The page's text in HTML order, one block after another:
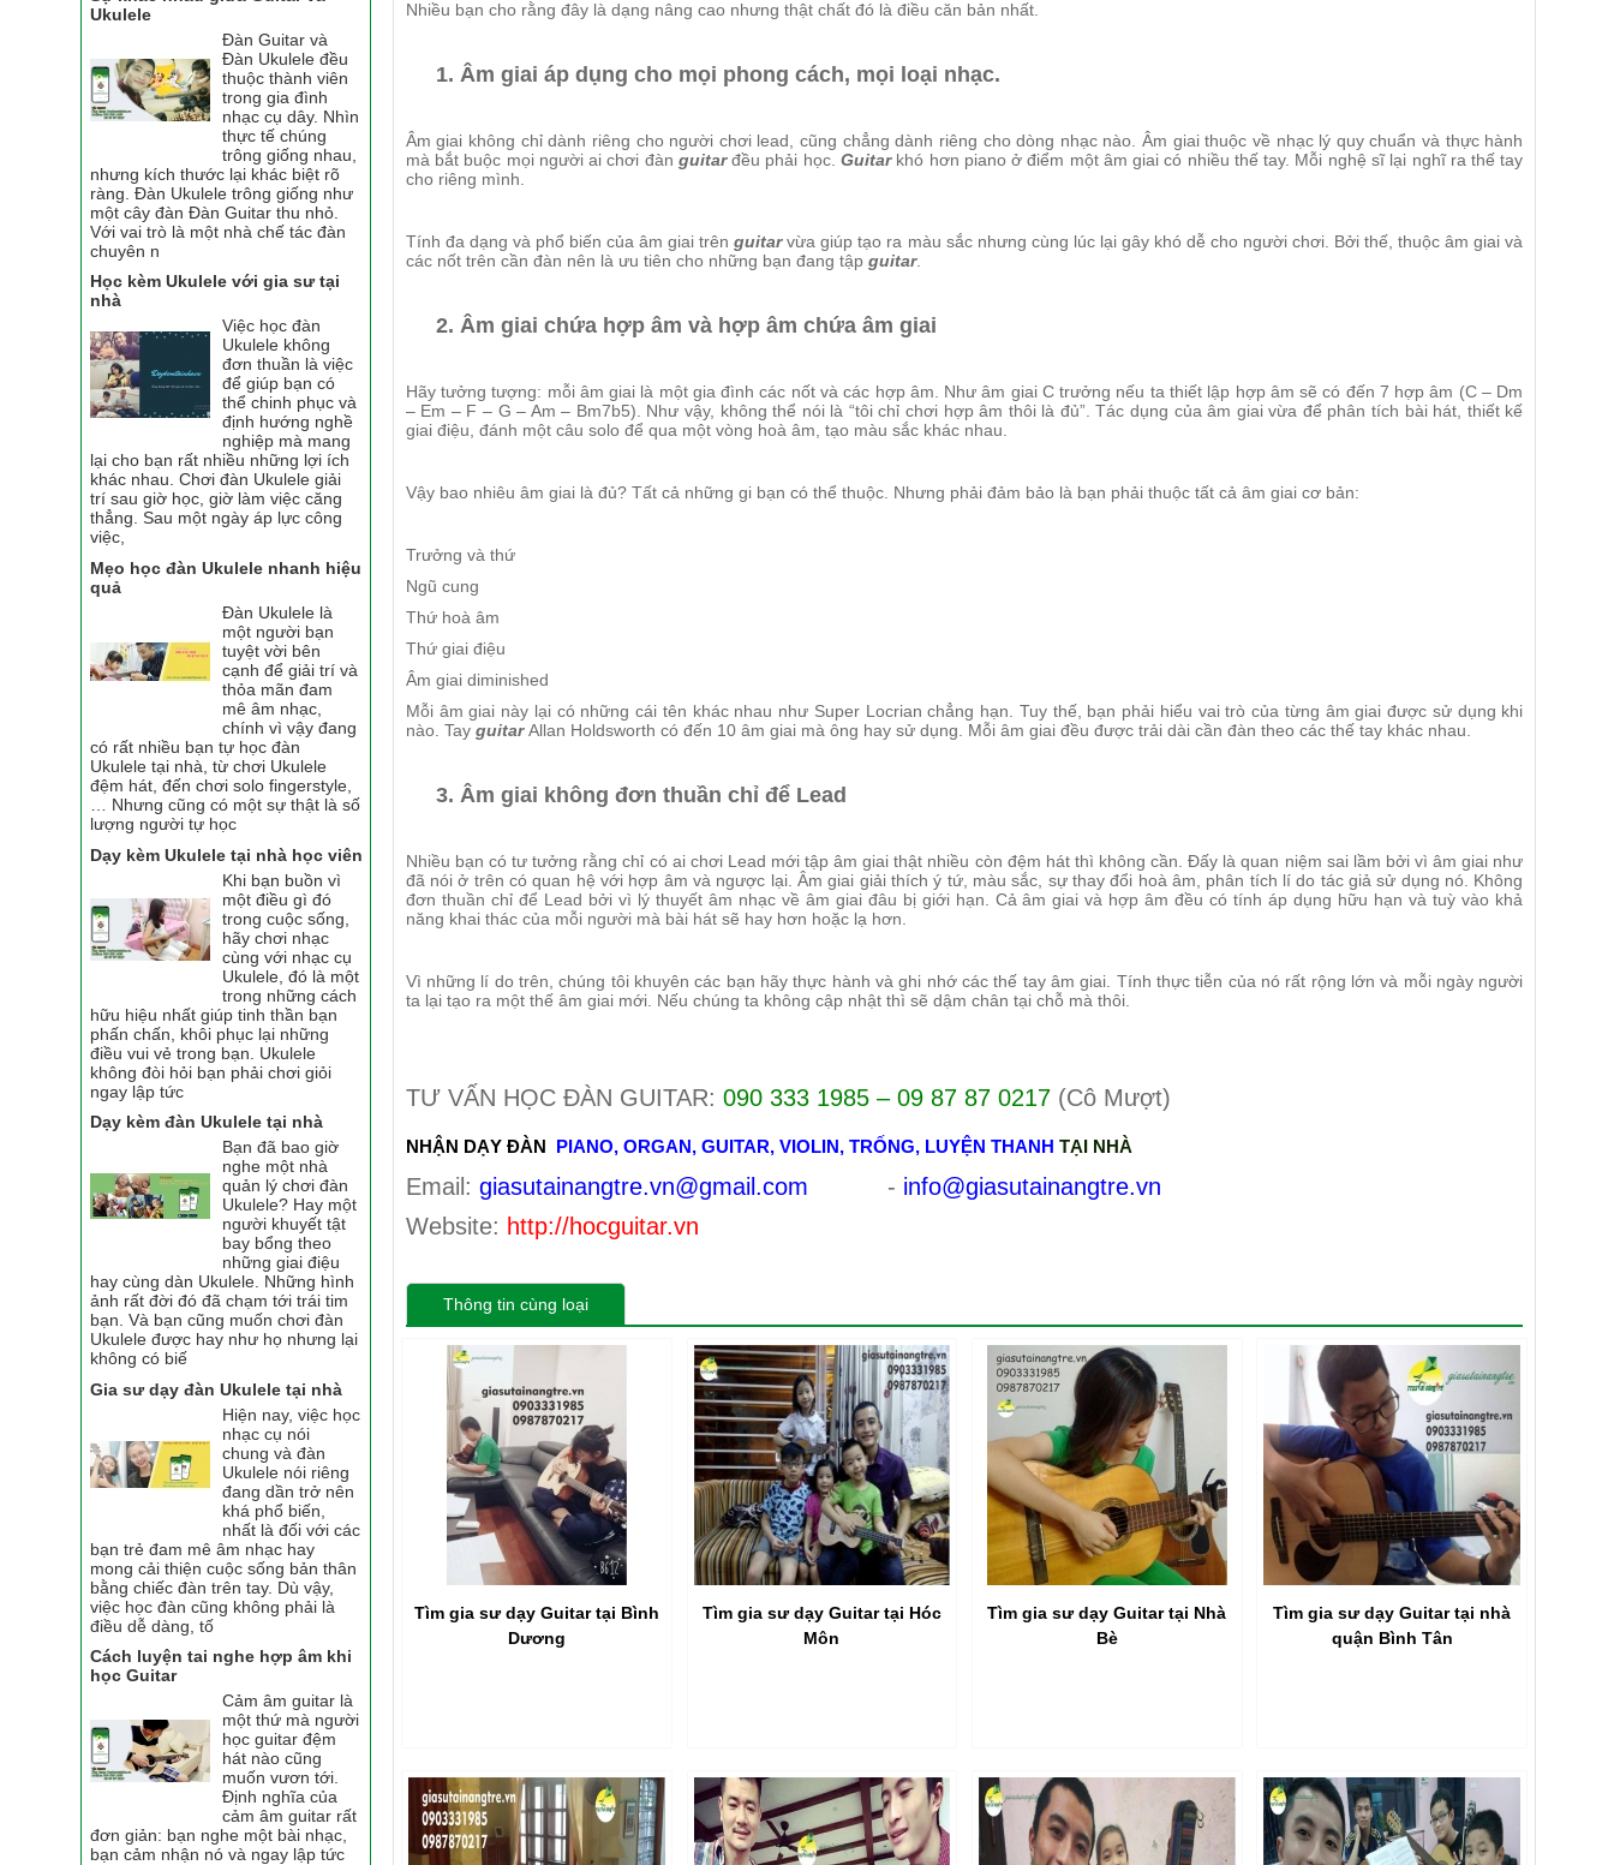
Nhiều bạn cho rằng đây là dạng nâng cao nhưng thật chất đó là điều căn bản nhất.
1. Âm giai áp dụng cho mọi phong cách, mọi loại nhạc.
Âm giai không chỉ dành riêng cho người chơi lead, cũng chẳng dành riêng cho dòng nhạc nào. Âm giai thuộc về nhạc lý quy chuẩn và thực hành
mà bắt buộc mọi người ai chơi đàn guitarđều phải học. Guitar khó hơn piano ở điểm một âm giai có nhiều thế tay. Mỗi nghệ sĩ lại nghĩ ra thế tay
cho riêng mình.
Tính đa dạng và phổ biến của âm giai trênguitarvừa giúp tạo ra màu sắc nhưng cùng lúc lại gây khó dễ cho người chơi. Bởi thế, thuộc âm giai và
các nốt trên cần đàn nên là ưu tiên cho những bạn đang tập guitar.
2. Âm giai chứa hợp âm và hợp âm chứa âm giai
Hãy tưởng tượng: mỗi âm giai là một gia đình các nốt và các hợp âm. Như âm giai C trưởng nếu ta thiết lập hợp âm sẽ có đến 7 hợp âm (C – Dm
– Em – F – G – Am – Bm7b5). Như vậy, không thể nói là “tôi chỉ chơi hợp âm thôi là đủ”. Tác dụng của âm giai vừa để phân tích bài hát, thiết kế
giai điệu, đánh một câu solo để qua một vòng hoà âm, tạo màu sắc khác nhau.
Vậy bao nhiêu âm giai là đủ? Tất cả những gi bạn có thể thuộc. Nhưng phải đảm bảo là bạn phải thuộc tất cả âm giai cơ bản:
Trưởng và thứ
Ngũ cung
Thứ hoà âm
Thứ giai điệu
Âm giai diminished
Mỗi âm giai này lại có những cái tên khác nhau như Super Locrian chẳng hạn. Tuy thế, bạn phải hiểu vai trò của từng âm giai được sử dụng khi
nào. Tay guitarAllan Holdsworth có đến 10 âm giai mà ông hay sử dụng. Mỗi âm giai đều được trải dài cần đàn theo các thế tay khác nhau.
3. Âm giai không đơn thuần chỉ để Lead
Nhiều bạn có tư tưởng rằng chỉ có ai chơi Lead mới tập âm giai thật nhiều còn đệm hát thì không cần. Đấy là quan niệm sai lầm bởi vì âm giai như
đã nói ở trên có quan hệ với hợp âm và ngược lại. Âm giai giải thích ý tứ, màu sắc, sự thay đổi hoà âm, phân tích lí do tác giả sử dụng nó. Không
đơn thuần chỉ để Lead bởi vì lý thuyết âm nhạc về âm giai đâu bị giới hạn. Cả âm giai và hợp âm đều có tính áp dụng hữu hạn và tuỳ vào khả
năng khai thác của mỗi người mà bài hát sẽ hay hơn hoặc lạ hơn.
Vì những lí do trên, chúng tôi khuyên các bạn hãy thực hành và ghi nhớ các thế tay âm giai. Tính thực tiễn của nó rất rộng lớn và mỗi ngày người
ta lại tạo ra một thế âm giai mới. Nếu chúng ta không cập nhật thì sẽ dậm chân tại chỗ mà thôi.
TƯ VẤN HỌC ĐÀN GUITAR: 090 333 1985 – 09 87 87 0217(Cô Mượt)
NHẬN DẠY ĐÀN PIANO, ORGAN, GUITAR, VIOLIN, TRỐNG, LUYỆN THANH TẠI NHÀ
Email: giasutainangtre.vn@gmail.com - info@giasutainangtre.vn
Website: http://hocguitar.vn
Thông tin cùng loại
Tìm gia sư dạy Guitar tại Bình
Dương
Tìm gia sư dạy Guitar tại Hóc
Môn
Tìm gia sư dạy Guitar tại Nhà
Bè
Tìm gia sư dạy Guitar tại nhà
quận Bình Tân
Ukulele
Đàn Guitar và
Đàn Ukulele đều
thuộc thành viên
trong gia đình
nhạc cụ dây. Nhìn
thực tế chúng
trông giống nhau,
nhưng kích thước lại khác biệt rõ
ràng. Đàn Ukulele trông giống như
một cây đàn Đàn Guitar thu nhỏ.
Với vai trò là một nhà chế tác đàn
chuyên n
Học kèm Ukulele với gia sư tại
nhà
Việc học đàn
Ukulele không
đơn thuần là việc
để giúp bạn có
thể chinh phục và
định hướng nghề
nghiệp mà mang
lại cho bạn rất nhiều những lợi ích
khác nhau. Chơi đàn Ukulele giải
trí sau giờ học, giờ làm việc căng
thẳng. Sau một ngày áp lực công
việc,
Mẹo học đàn Ukulele nhanh hiệu
quả
Đàn Ukulele là
một người bạn
tuyệt vời bên
cạnh để giải trí và
thỏa mãn đam
mê âm nhạc,
chính vì vậy đang
có rất nhiều bạn tự học đàn
Ukulele tại nhà, từ chơi Ukulele
đệm hát, đến chơi solo fingerstyle,
… Nhưng cũng có một sự thật là số
lượng người tự học
Dạy kèm Ukulele tại nhà học viên
Khi bạn buồn vì
một điều gì đó
trong cuộc sống,
hãy chơi nhạc
cùng với nhạc cụ
Ukulele, đó là một
trong những cách
hữu hiệu nhất giúp tinh thần bạn
phấn chấn, khôi phục lại những
điều vui vẻ trong bạn. Ukulele
không đòi hỏi bạn phải chơi giỏi
ngay lập tức
Dạy kèm đàn Ukulele tại nhà
Bạn đã bao giờ
nghe một nhà
quản lý chơi đàn
Ukulele? Hay một
người khuyết tật
bay bổng theo
những giai điệu
hay cùng dàn Ukulele. Những hình
ảnh rất đời đó đã chạm tới trái tim
bạn. Và bạn cũng muốn chơi đàn
Ukulele được hay như họ nhưng lại
không có biế
Gia sư dạy đàn Ukulele tại nhà
Hiện nay, việc học
nhạc cụ nói
chung và đàn
Ukulele nói riêng
đang dần trở nên
khá phổ biến,
nhất là đối với các
bạn trẻ đam mê âm nhạc hay
mong cải thiện cuộc sống bản thân
bằng chiếc đàn trên tay. Dù vậy,
việc học đàn cũng không phải là
điều dễ dàng, tố
Cách luyện tai nghe hợp âm khi
học Guitar
Cảm âm guitar là
một thứ mà người
học guitar đệm
hát nào cũng
muốn vươn tới.
Định nghĩa của
cảm âm guitar rất
đơn giản: bạn nghe một bài nhạc,
bạn cảm nhận nó và ngay lập tức